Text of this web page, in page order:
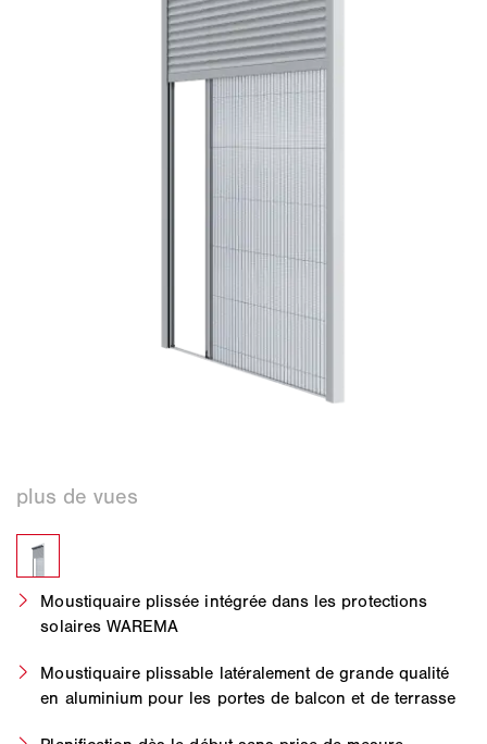
Moustiquaire plissée intégrée dans les protections
solaires WAREMA
Moustiquaire plissable latéralement de grande qualité
en aluminium pour les portes de balcon et de terrasse